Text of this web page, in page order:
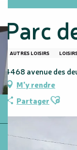
Parc
AUTRES LOISIRS
4468 avenue des
M'y rendre
PartagerAjouter